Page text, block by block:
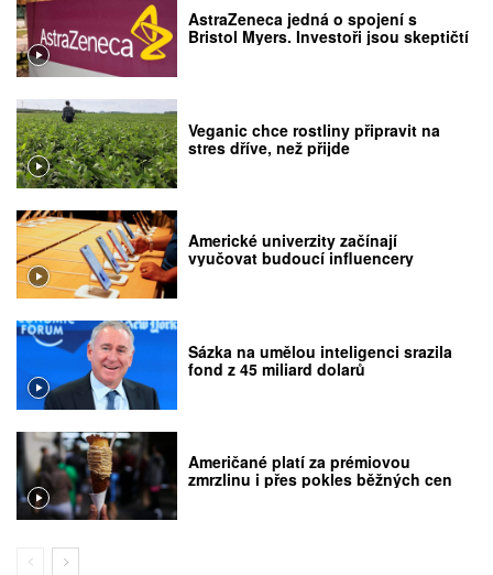
AstraZeneca jedná o spojení s
Bristol Myers. Investoři jsou skeptičtí
Veganic chce rostliny připravit na
stres dříve, než přijde
Americké univerzity začínají
vyučovat budoucí influencery
Sázka na umělou inteligenci srazila
fond z 45 miliard dolarů
Američané platí za prémiovou
zmrzlinu i přes pokles běžných cen